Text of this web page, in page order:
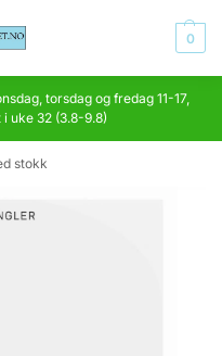
0
torsdag og fredag 11-17,
i uke 32 (3.8-9.8)
stokk